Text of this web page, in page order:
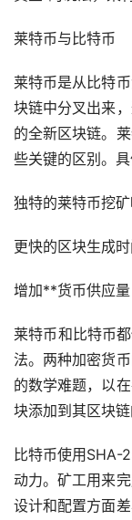
莱特币与比特币
莱特币是从比特
块链中分叉出来
的全新区块链。
些关键的区别。
独特的莱特币挖矿
更快的区块生成
增加**货币供应量
莱特币和比特币
法。两种加密货
的数学难题，以
块添加到其区块链
比特币使用SHA-
动力。矿工用来
设计和配置方面